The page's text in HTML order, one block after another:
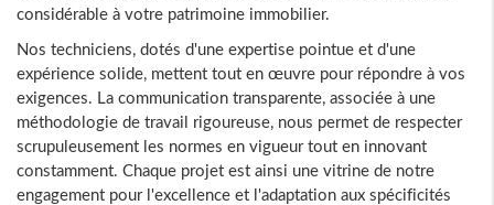
considérable à votre patrimoine immobilier.
Nos techniciens, dotés d'une expertise pointue et d'une
expérience solide, mettent tout en œuvre pour répondre à vos
exigences. La communication transparente, associée à une
méthodologie de travail rigoureuse, nous permet de respecter
scrupuleusement les normes en vigueur tout en innovant
constamment. Chaque projet est ainsi une vitrine de notre
engagement pour l'excellence et l'adaptation aux spécificités